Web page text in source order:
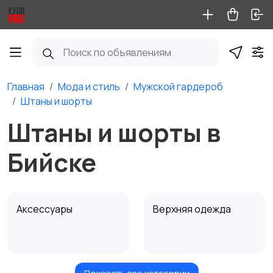
Главная Мода и стиль
Мужской гардероб
Штаны и шорты
Штаны и шорты в
Бийске
Аксессуары Верхняя одежда